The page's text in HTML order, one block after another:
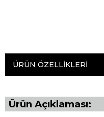
ÜRÜN ÖZELLIKLERI
Ürün Açıklaması: